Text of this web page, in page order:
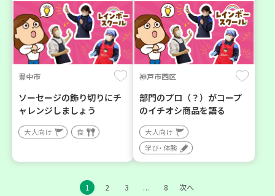
豊中市
ソーセージの飾り切りにチ
ャレンジしましょう
大人向け 食
神戸市西区
部門のプロ（？）がコープ
のイチオシ商品を語る
大人向け
学び・体験
1 2 3 … 8 次へ